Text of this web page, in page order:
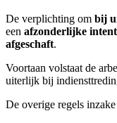
De verplichting om bij
een afzonderlijke
afgeschaft.
Voortaan volstaat de
uiterlijk bij
De overige regels